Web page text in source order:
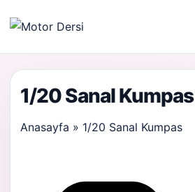
Motor Dersi
1/20 Sanal Kumpas
Anasayfa » 1/20 Sanal Kumpas